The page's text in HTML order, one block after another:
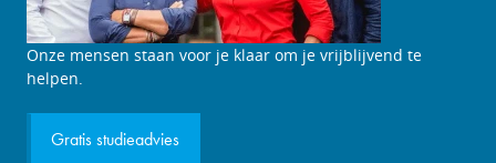
Onze mensen staan voor je klaar om je vrijblijvend te
helpen.
Gratis studieadvies